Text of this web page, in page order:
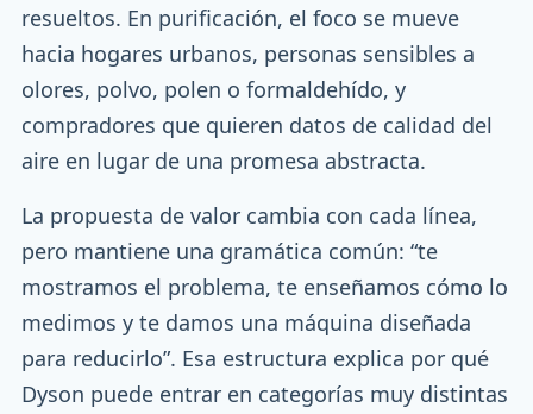
resueltos. En purificación, el foco se mueve
hacia hogares urbanos, personas sensibles a
olores, polvo, polen o formaldehído, y
compradores que quieren datos de calidad del
aire en lugar de una promesa abstracta.
La propuesta de valor cambia con cada línea,
pero mantiene una gramática común: “te
mostramos el problema, te enseñamos cómo lo
medimos y te damos una máquina diseñada
para reducirlo”. Esa estructura explica por qué
Dyson puede entrar en categorías muy distintas